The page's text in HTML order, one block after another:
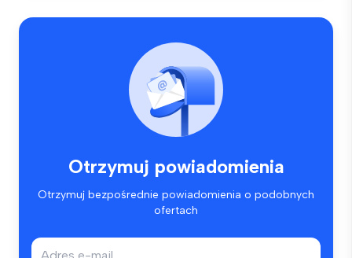
Otrzymuj powiadomienia
Otrzymuj bezpośrednie powiadomienia o podobnych
ofertach